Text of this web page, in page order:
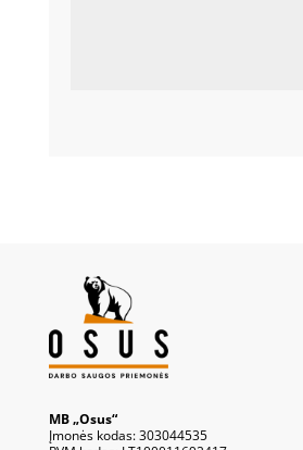
MB „Osus“
Įmonės kodas: 303044535